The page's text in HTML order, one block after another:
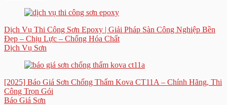
Dịch Vụ Thi Công Sơn Epoxy | Giải Pháp Sàn Công Nghiệp Bền
Đẹp – Chịu Lực – Chống Hóa Chất
Dịch Vụ Sơn
[2025] Báo Giá Sơn Chống Thấm Kova CT11A – Chính Hãng, Thi
Công Trọn Gói
Báo Giá Sơn